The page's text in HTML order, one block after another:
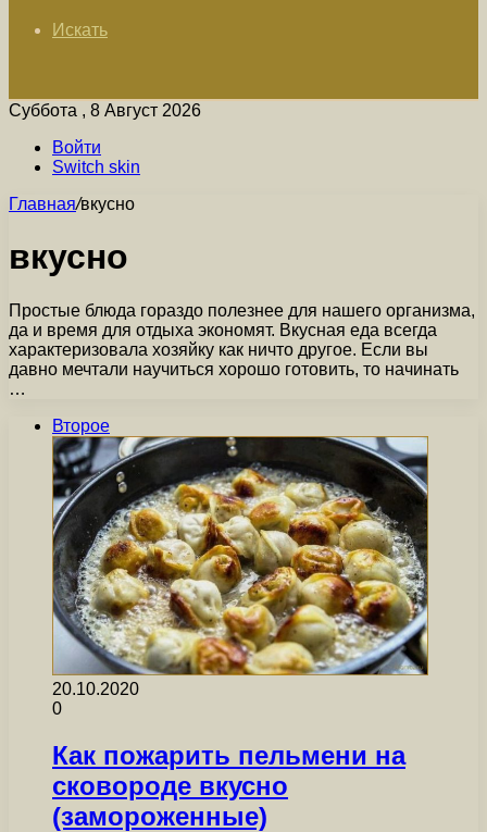
Искать
Суббота , 8 Август 2026
Войти
Switch skin
Главная/вкусно
вкусно
Простые блюда гораздо полезнее для нашего организма,
да и время для отдыха экономят. Вкусная еда всегда
характеризовала хозяйку как ничто другое. Если вы
давно мечтали научиться хорошо готовить, то начинать
…
Второе
20.10.2020
0
Как пожарить пельмени на
сковороде вкусно
(замороженные)